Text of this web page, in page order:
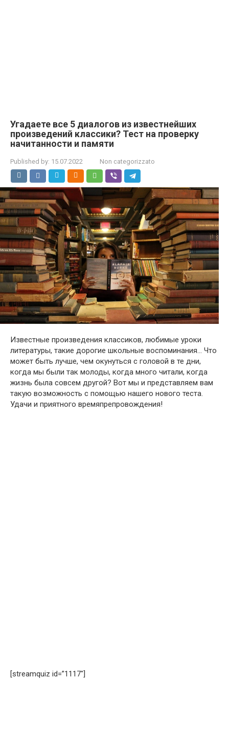
Угадаете все 5 диалогов из известнейших
произведений классики? Тест на проверку
начитанности и памяти
Published by: 15.07.2022 Non categorizzato
Известные произведения классиков, любимые уроки
литературы, такие дорогие школьные воспоминания… Что
может быть лучше, чем окунуться с головой в те дни,
когда мы были так молоды, когда много читали, когда
жизнь была совсем другой? Вот мы и представляем вам
такую возможность с помощью нашего нового теста.
Удачи и приятного времяпрепровождения!
[streamquiz id=”1117″]